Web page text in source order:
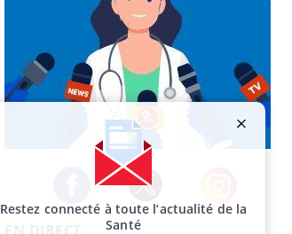
Facebook Twitter Instagram
Restez connecté à toute l’actualité de la
Santé